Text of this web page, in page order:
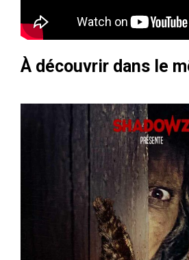
À découvrir dans le